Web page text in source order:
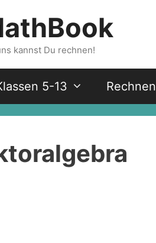
kannst Du rechnen!
5-13 Rechnen